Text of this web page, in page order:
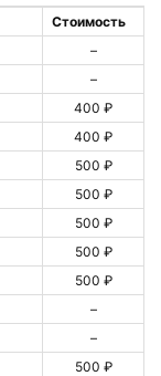
Стоимость
–
–
400 ₽
400 ₽
500 ₽
500 ₽
500 ₽
500 ₽
500 ₽
–
–
500 ₽